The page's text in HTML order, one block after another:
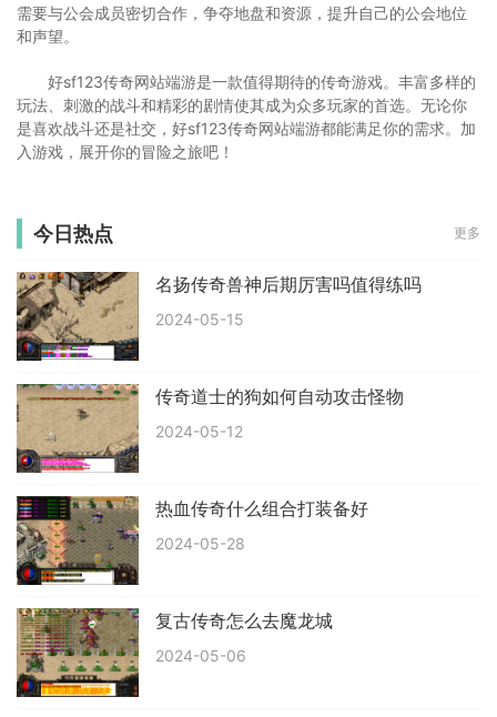
需要与公会成员密切合作，争夺地盘和资源，提升自己的公会地位
和声望。
好sf123传奇网站端游是一款值得期待的传奇游戏。丰富多样的
玩法、刺激的战斗和精彩的剧情使其成为众多玩家的首选。无论你
是喜欢战斗还是社交，好sf123传奇网站端游都能满足你的需求。加
入游戏，展开你的冒险之旅吧！
今日热点 更多
名扬传奇兽神后期厉害吗值得练吗
2024-05-15
传奇道士的狗如何自动攻击怪物
2024-05-12
热血传奇什么组合打装备好
2024-05-28
复古传奇怎么去魔龙城
2024-05-06